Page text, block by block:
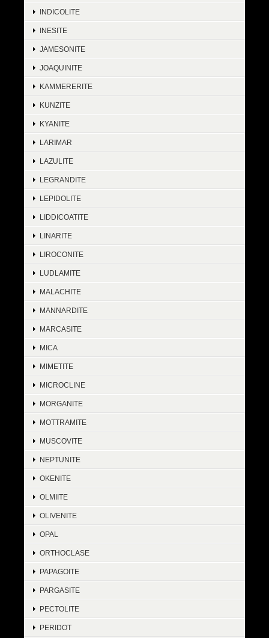
INDICOLITE
INESITE
JAMESONITE
JOAQUINITE
KAMMERERITE
KUNZITE
KYANITE
LARIMAR
LAZULITE
LEGRANDITE
LEPIDOLITE
LIDDICOATITE
LINARITE
LIROCONITE
LUDLAMITE
MALACHITE
MANNARDITE
MARCASITE
MICA
MIMETITE
MICROCLINE
MORGANITE
MOTTRAMITE
MUSCOVITE
NEPTUNITE
OKENITE
OLMIITE
OLIVENITE
OPAL
ORTHOCLASE
PAPAGOITE
PARGASITE
PECTOLITE
PERIDOT